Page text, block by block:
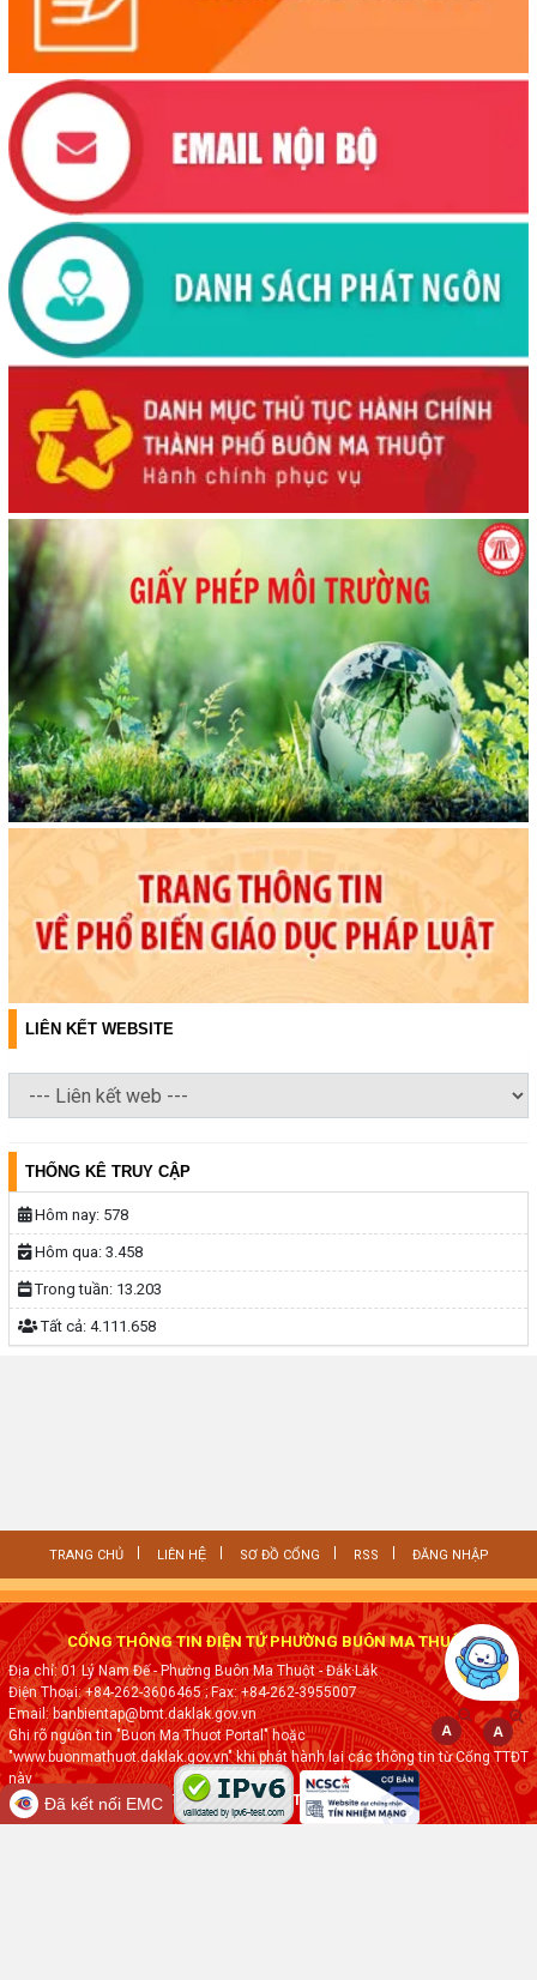
LIÊN KẾT WEBSITE
THỐNG KÊ TRUY CẬP
Hôm nay: 578
Hôm qua: 3.458
Trong tuần: 13.203
Tất cả: 4.111.658
TRANG CHỦ LIÊN HỆ SƠ ĐỒ CỔNG RSS ĐĂNG NHẬP
CỔNG THÔNG TIN ĐIỆN TỬ PHƯỜNG BUÔN MA THUỘT
Địa chỉ: 01 Lý Nam Đế - Phường Buôn Ma Thuột - Đắk·Lắk
Điện Thoại: +84-262-3606465; Fax:+84-262-3955007
Email: banbientap@bmt.daklak.gov.vn
Ghi rõ nguồn tin "Buon Ma Thuot Portal" hoặc
"www.buonmathuot.daklak.gov.vn" khi phát hành lại các thông tin từ Cổng TTĐT
này
Thực hiện bởiVNPT ĐẮK LẮK
Đã kết nối EMC